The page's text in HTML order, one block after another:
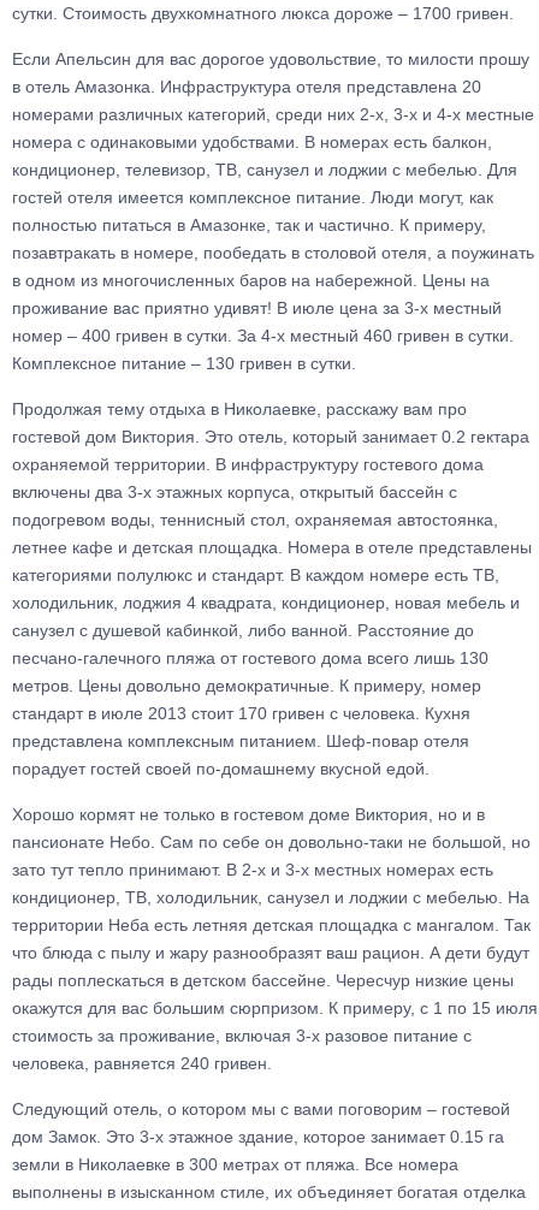
сутки. Стоимость двухкомнатного люкса дороже – 1700 гривен.
Если Апельсин для вас дорогое удовольствие, то милости прошу
в отель Амазонка. Инфраструктура отеля представлена 20
номерами различных категорий, среди них 2-х, 3-х и 4-х местные
номера с одинаковыми удобствами. В номерах есть балкон,
кондиционер, телевизор, ТВ, санузел и лоджии с мебелью. Для
гостей отеля имеется комплексное питание. Люди могут, как
полностью питаться в Амазонке, так и частично. К примеру,
позавтракать в номере, пообедать в столовой отеля, а поужинать
в одном из многочисленных баров на набережной. Цены на
проживание вас приятно удивят! В июле цена за 3-х местный
номер – 400 гривен в сутки. За 4-х местный 460 гривен в сутки.
Комплексное питание – 130 гривен в сутки.
Продолжая тему отдыха в Николаевке, расскажу вам про
гостевой дом Виктория. Это отель, который занимает 0.2 гектара
охраняемой территории. В инфраструктуру гостевого дома
включены два 3-х этажных корпуса, открытый бассейн с
подогревом воды, теннисный стол, охраняемая автостоянка,
летнее кафе и детская площадка. Номера в отеле представлены
категориями полулюкс и стандарт. В каждом номере есть ТВ,
холодильник, лоджия 4 квадрата, кондиционер, новая мебель и
санузел с душевой кабинкой, либо ванной. Расстояние до
песчано-галечного пляжа от гостевого дома всего лишь 130
метров. Цены довольно демократичные. К примеру, номер
стандарт в июле 2013 стоит 170 гривен с человека. Кухня
представлена комплексным питанием. Шеф-повар отеля
порадует гостей своей по-домашнему вкусной едой.
Хорошо кормят не только в гостевом доме Виктория, но и в
пансионате Небо. Сам по себе он довольно-таки не большой, но
зато тут тепло принимают. В 2-х и 3-х местных номерах есть
кондиционер, ТВ, холодильник, санузел и лоджии с мебелью. На
территории Неба есть летняя детская площадка с мангалом. Так
что блюда с пылу и жару разнообразят ваш рацион. А дети будут
рады поплескаться в детском бассейне. Чересчур низкие цены
окажутся для вас большим сюрпризом. К примеру, с 1 по 15 июля
стоимость за проживание, включая 3-х разовое питание с
человека, равняется 240 гривен.
Следующий отель, о котором мы с вами поговорим – гостевой
дом Замок. Это 3-х этажное здание, которое занимает 0.15 га
земли в Николаевке в 300 метрах от пляжа. Все номера
выполнены в изысканном стиле, их объединяет богатая отделка